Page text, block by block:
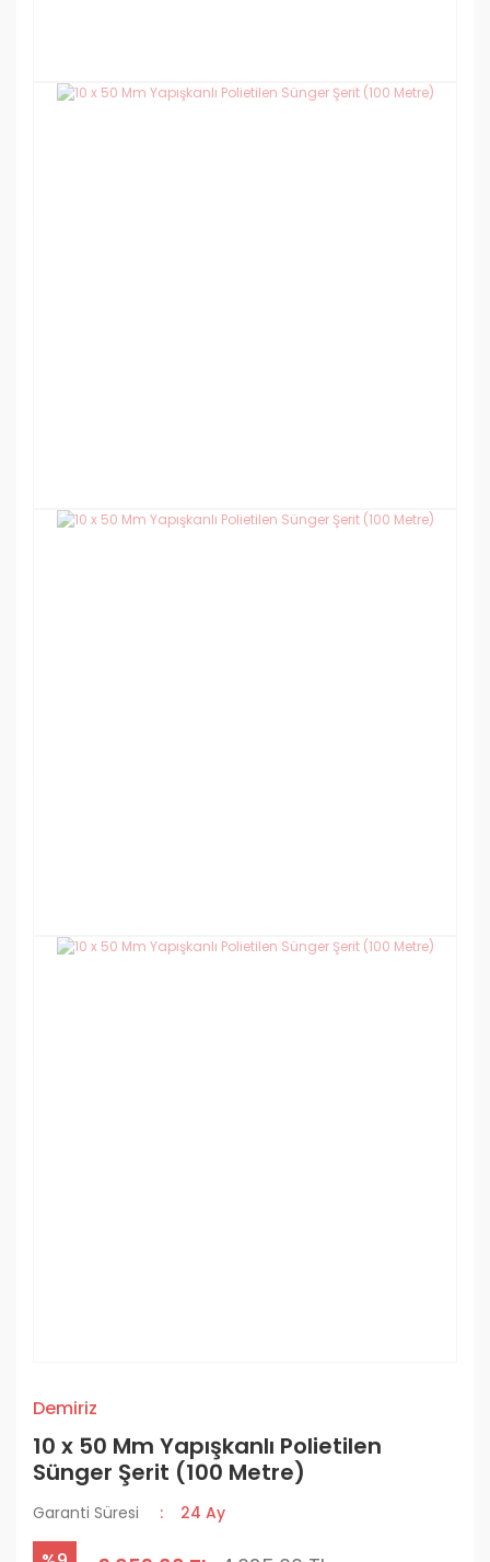
Demiriz
10 x 50 Mm Yapışkanlı Polietilen
Sünger Şerit (100 Metre)
Garanti Süresi 24 Ay